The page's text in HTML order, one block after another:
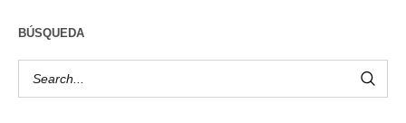
BÚSQUEDA